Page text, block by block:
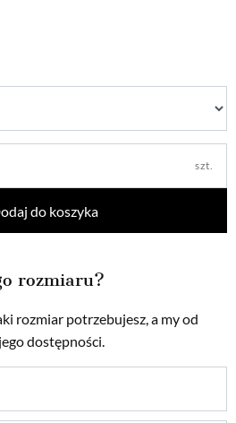
szt.
do koszyka
rozmiaru?
rozmiar potrzebujesz, a my od
dostępności.